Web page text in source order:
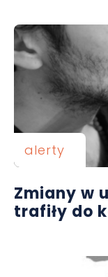
alerty
Zmiany w
trafiły do